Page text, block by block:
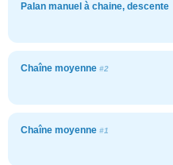
Palan manuel à chaine, descente
Chaîne moyenne #2
Chaîne moyenne #1